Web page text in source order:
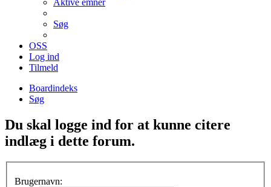
Aktive emner
Søg
OSS
Log ind
Tilmeld
Boardindeks
Søg
Du skal logge ind for at kunne citere
indlæg i dette forum.
Brugernavn: